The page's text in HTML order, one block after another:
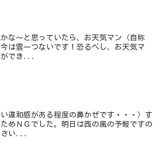
な～と思っていたら、お天気マン（自称
は雲一つないです！恐るべし、お天気マ
ができ...
違和感がある程度の鼻かぜです・・・）す
めＮＧでした。明日は西の風の予報ですの
さい...